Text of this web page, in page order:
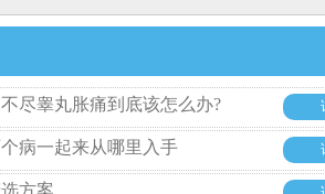
尽睾丸胀痛到底该怎么办?
病一起来从哪里入手
方案